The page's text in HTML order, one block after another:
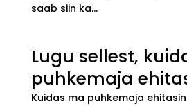
saab siin ka...
Lugu sellest,
puhkemaja
Kuidas ma puhkemaja